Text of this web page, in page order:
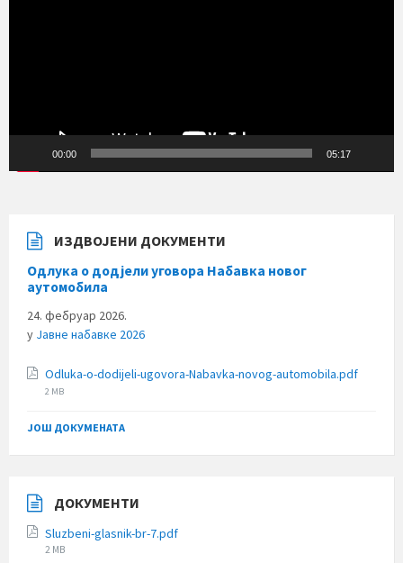
00:00 05:17
ИЗДВОЈЕНИ ДОКУМЕНТИ
Одлука о додјели уговора Набавка новог
аутомобила
24. фебруар 2026.
у Jавне набавке 2026
Odluka-o-dodijeli-ugovora-Nabavka-novog-automobila.pdf
2 MB
ЈОШ ДОКУМЕНАТА
ДОКУМЕНТИ
Sluzbeni-glasnik-br-7.pdf
File
2 MB